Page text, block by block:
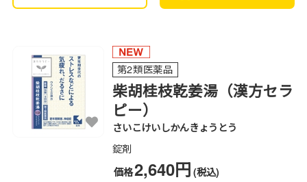
第2類医薬品
柴胡桂枝乾姜湯（漢方セラ
ピー）
さいこけいしかんきょうとう
錠剤
価格2,640円 (税込)